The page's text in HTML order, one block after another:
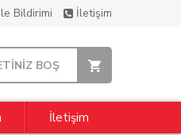
Bildirimi İletişim
BOŞ
İletişim